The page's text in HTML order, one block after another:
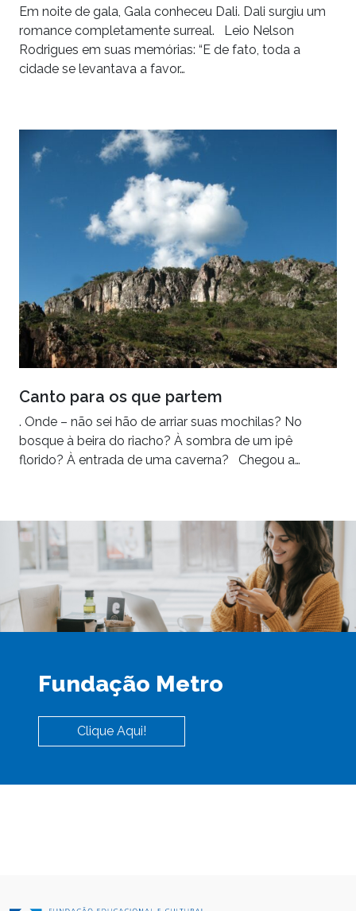
Em noite de gala, Gala conheceu Dali. Dali surgiu um
romance completamente surreal. Leio Nelson
Rodrigues em suas memórias: “E de fato, toda a
cidade se levantava a favor…
Canto para os que partem
. Onde – não sei hão de arriar suas mochilas? No
bosque à beira do riacho? À sombra de um ipê
florido? À entrada de uma caverna? Chegou a…
Fundação Metro
Clique Aqui!